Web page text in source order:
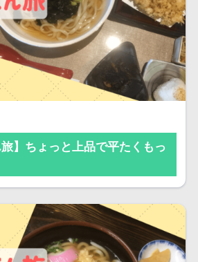
旅】ちょっと上品で平たくもっ